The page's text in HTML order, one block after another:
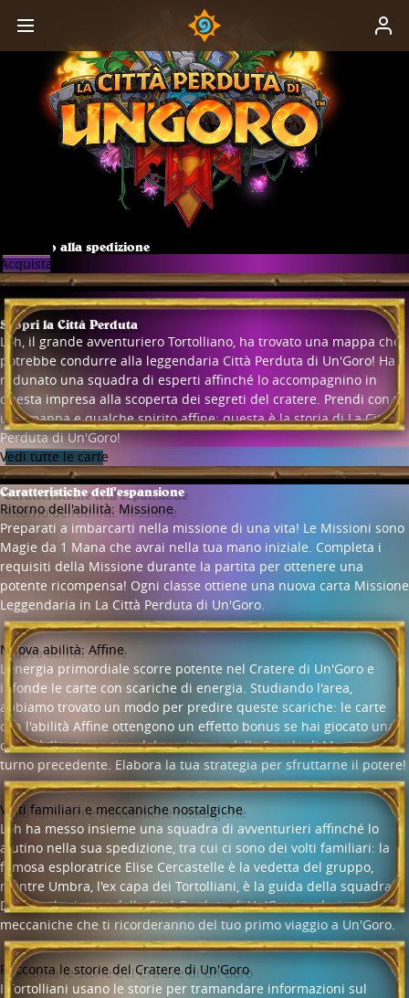
Dai inizio alla spedizione
Acquista
Scopri la Città Perduta
Loh, il grande avventuriero Tortolliano, ha trovato una mappa che
potrebbe condurre alla leggendaria Città Perduta di Un'Goro! Ha
radunato una squadra di esperti affinché lo accompagnino in
questa impresa alla scoperta dei segreti del cratere. Prendi con te
una mappa e qualche spirito affine: questa è la storia di La Città
Perduta di Un'Goro!
Vedi tutte le carte
Caratteristiche dell'espansione
Ritorno dell'abilità: Missione
Preparati a imbarcarti nella missione di una vita! Le Missioni sono
Magie da 1 Mana che avrai nella tua mano iniziale. Completa i
requisiti della Missione durante la partita per ottenere una
potente ricompensa! Ogni classe ottiene una nuova carta Missione
Leggendaria in La Città Perduta di Un'Goro.
Nuova abilità: Affine
L'energia primordiale scorre potente nel Cratere di Un'Goro e
infonde le carte con scariche di energia. Studiando l'area,
abbiamo trovato un modo per predire queste scariche: le carte
con l'abilità Affine ottengono un effetto bonus se hai giocato una
carta dello stesso tipo del servitore o della Scuola di Magia nel
turno precedente. Elabora la tua strategia per sfruttarne il potere!
Volti familiari e meccaniche nostalgiche
Loh ha messo insieme una squadra di avventurieri affinché lo
aiutino nella sua spedizione, tra cui ci sono dei volti familiari: la
famosa esploratrice Elise Cercastelle è la vedetta del gruppo,
mentre Umbra, l'ex capa dei Tortolliani, è la guida della squadra.
Durante la ricerca della Città Perduta di Un'Goro, vedrai carte e
meccaniche che ti ricorderanno del tuo primo viaggio a Un'Goro.
Racconta le storie del Cratere di Un'Goro
I Tortolliani usano le storie per tramandare informazioni sul